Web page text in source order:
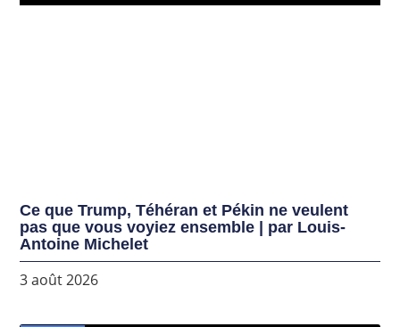
Ce que Trump, Téhéran et Pékin ne veulent
pas que vous voyiez ensemble | par Louis-
Antoine Michelet
3 août 2026